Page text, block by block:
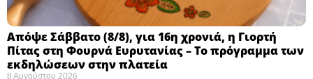
Απόψε Σάββατο (8/8), για 16η χρονιά, η Γιορτή
Πίτας στη Φουρνά Ευρυτανίας – Το πρόγραμμα των
εκδηλώσεων στην πλατεία
8 Αυγούστου 2026